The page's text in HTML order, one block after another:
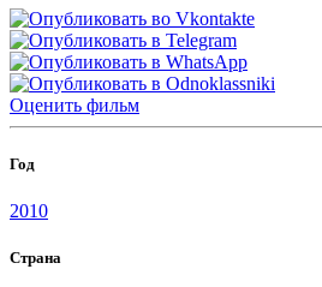
Оценить фильм
Год
2010
Страна